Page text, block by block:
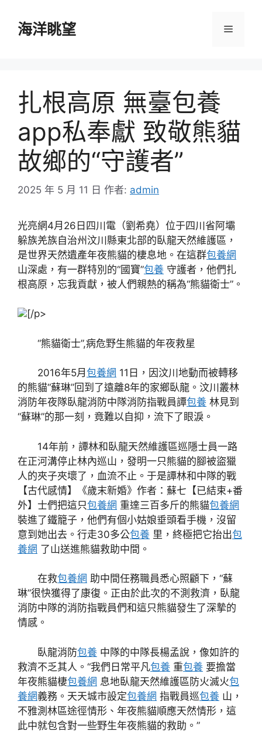
海洋眺望 選
扎根高原 無臺包養
app私奉獻 致敬熊貓
故鄉的“守護者”
2025 年 5 月 11 日 作者: admin
光亮網4月26日四川電（劉希堯）位于四川省阿壩
躲族羌族自治州汶川縣東北部的臥龍天然維護區，
是世界天然遺產年夜熊貓的棲息地。在這群包養網
山深處，有一群特別的“國寶”包養 守護者，他們扎
根高原，忘我貢獻，被人們親熱的稱為“熊貓衛士”。
[/p>
“熊貓衛士”,病危野生熊貓的年夜救星
2016年5月 包養網 11日，因汶川地動而被轉移
的熊貓“蘇琳”回到了遠離8年的家鄉臥龍。汶川叢林
消防年夜隊臥龍消防中隊消防指戰員譚包養 林見到
“蘇琳”的那一刻，竟難以自抑，流下了眼淚。
14年前，譚林和臥龍天然維護區巡隱士員一路
在正河溝停止林內巡山，發明一只熊貓的腳被盜獵
人的夾子夾壞了，血流不止。于是譚林和中隊的戰
【古代感情】《歲末新婚》作者：蘇七【已結束+番
外】士們把這只包養網 重達三百多斤的熊貓包養網
裝進了鐵籠子，他們有個小姑娘垂頭看手機，沒留
意到她出去。行走30多公包養 里，終極把它抬出包
養網 了山送進熊貓救助中間。
在救包養網 助中間任務職員悉心照顧下，“蘇
琳”很快獲得了康復。正由於此次的不測救濟，臥龍
消防中隊的消防指戰員們和這只熊貓發生了深摯的
情感。
臥龍消防包養 中隊的中隊長楊孟說，像如許的
救濟不乏其人。“我們日常平凡包養 重包養 要擔當
年夜熊貓棲包養網 息地臥龍天然維護區防火滅火包
養網義務。天天城市設定包養網 指戰員巡包養 山，
不雅測林區途徑情形、年夜熊貓順應天然情形，這
此中就包含對一些野生年夜熊貓的救助。”